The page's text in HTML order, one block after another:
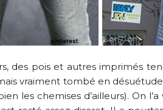
des pois et autres imprimés
vraiment tombé en
les chemises d’ailleurs). On